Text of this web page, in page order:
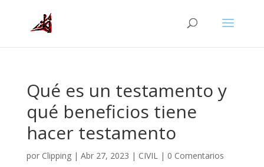
Qué es un testamento y
qué beneficios tiene
hacer testamento
por Clipping| Abr 27, 2023 | CIVIL| 0 Comentarios